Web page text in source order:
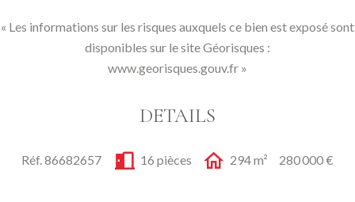
« Les informations sur les risques auxquels ce bien est exposé sont
disponibles sur le site Géorisques :
www.georisques.gouv.fr »
DETAILS
Réf. 86682657 16 pièces 294 m² 280 000 €